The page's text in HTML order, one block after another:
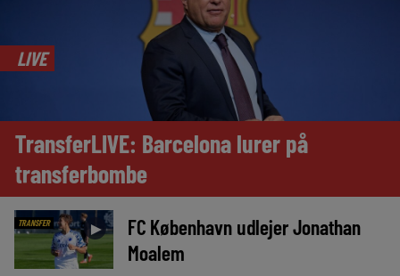
LIVE
TransferLIVE: Barcelona lurer på
transferbombe
TRANSFER ►
FC København udlejer Jonathan
Moalem